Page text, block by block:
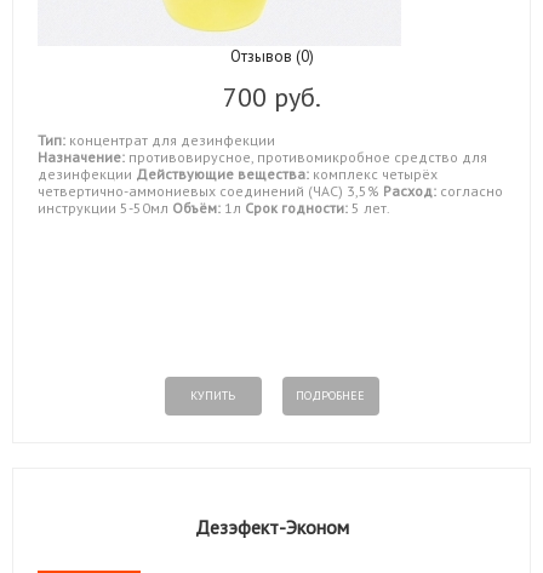
Отзывов (0)
700 руб.
Тип: концентрат для дезинфекции
Назначение: противовирусное, противомикробное средство для
дезинфекции Действующие вещества: комплекс четырёх
четвертично-аммониевых соединений (ЧАС) 3,5% Расход: согласно
инструкции 5-50мл Объём: 1л Срок годности: 5 лет.
КУПИТЬ ПОДРОБНЕЕ
Дезэфект-Эконом